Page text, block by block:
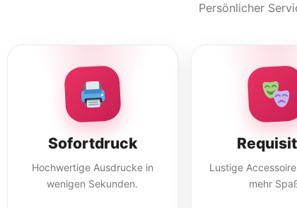
Persönlicher
Sofortdruck
Hochwertige Ausdrucke in
wenigen Sekunden.
Lustige
mehr